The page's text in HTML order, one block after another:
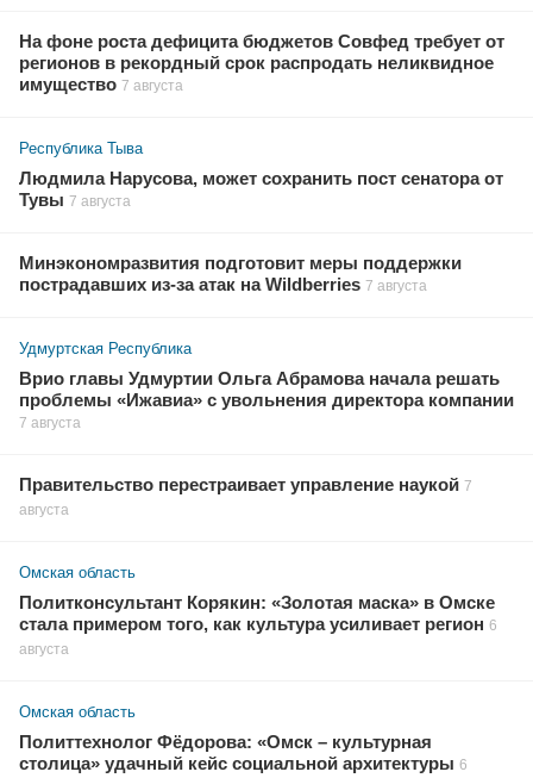
На фоне роста дефицита бюджетов Совфед требует от
регионов в рекордный срок распродать неликвидное
имущество 7 августа
Республика Тыва
Людмила Нарусова, может сохранить пост сенатора от
Тувы 7 августа
Минэкономразвития подготовит меры поддержки
пострадавших из-за атак на Wildberries 7 августа
Удмуртская Республика
Врио главы Удмуртии Ольга Абрамова начала решать
проблемы «Ижавиа» с увольнения директора компании
7 августа
Правительство перестраивает управление наукой 7
августа
Омская область
Политконсультант Корякин: «Золотая маска» в Омске
стала примером того, как культура усиливает регион 6
августа
Омская область
Политтехнолог Фёдорова: «Омск – культурная
столица» удачный кейс социальной архитектуры 6